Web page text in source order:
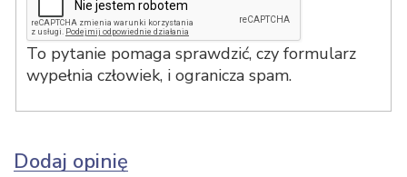
To pytanie pomaga sprawdzić, czy formularz
wypełnia człowiek, i ogranicza spam.
Dodaj opinię